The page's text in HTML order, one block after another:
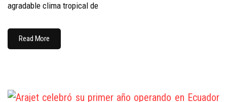
agradable clima tropical de
Read More